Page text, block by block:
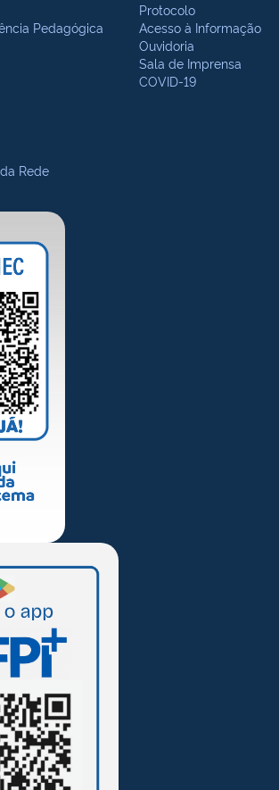
Pedagógica
Rede
Protocolo
Acesso à Informação
Ouvidoria
Sala de Imprensa
COVID-19